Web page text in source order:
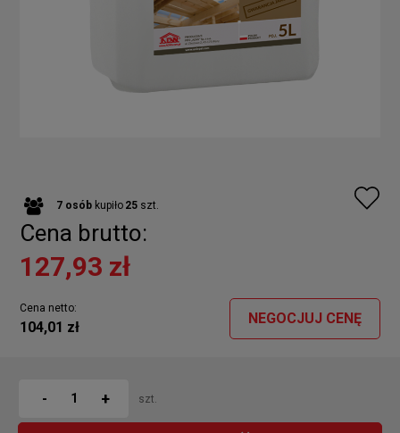
7 osób kupiło 25 szt.
Cena brutto:
127,93 zł
Cena netto:
104,01 zł
NEGOCJUJ CENĘ
- + szt.